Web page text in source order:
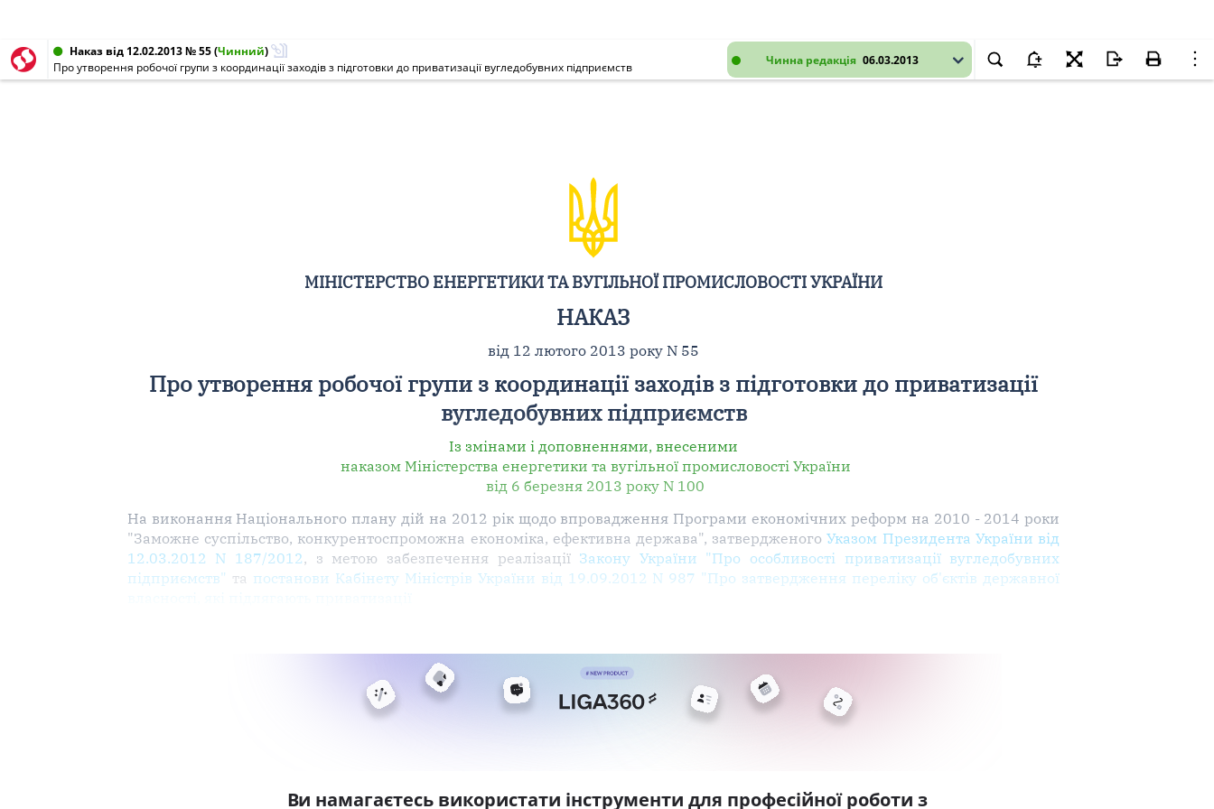
Чинна редакція 06.03.2013
Наказ від 12.02.2013 № 55(Чинний)
Про утворення робочої групи з координації заходів з підготовки до приватизації вугледобувних підприємств
МІНІСТЕРСТВО ЕНЕРГЕТИКИ ТА ВУГІЛЬНОЇ ПРОМИСЛОВОСТІ УКРАЇНИ
НАКАЗ
від 12 лютого 2013 року N 55
Про утворення робочої групи з координації заходів з підготовки до приватизації
вугледобувних підприємств
Із змінами і доповненнями, внесеними
наказом Міністерства енергетики та вугільної промисловості України
від 6 березня 2013 року N 100
На виконання Національного плану дій на 2012 рік щодо впровадження Програми економічних реформ на 2010 - 2014 роки
"Заможне суспільство, конкурентоспроможна економіка, ефективна держава", затвердженогоУказом Президента України від
12.03.2012 N 187/2012, з метою забезпечення реалізації Закону України "Про особливості приватизації вугледобувних
підприємств" та постанови Кабінету Міністрів України від 19.09.2012 N 987 "Про затвердження переліку об'єктів державної
Ви намагаєтесь використати інструменти для професійної роботи з